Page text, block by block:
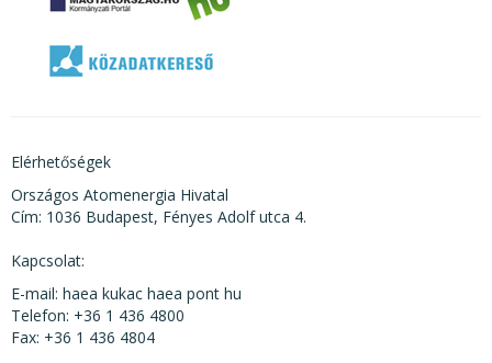
Elérhetőségek
Országos Atomenergia Hivatal
Cím: 1036 Budapest, Fényes Adolf utca 4.
Kapcsolat:
E-mail: haea kukac haea pont hu
Telefon: +36 1 436 4800
Fax: +36 1 436 4804